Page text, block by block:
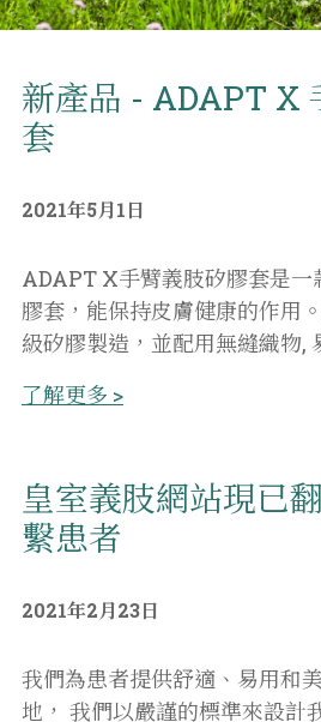
新產品 - ADAPT X
套
2021年5月1日
ADAPT X手臂義肢矽膠套是一
膠套，能保持皮膚健康的作用
級矽膠製造，並配用無縫織物,
了解更多 >
皇室義肢網站現已
繫患者
2021年2月23日
我們為患者提供舒適、易用和
地， 我們以嚴謹的標準來設計